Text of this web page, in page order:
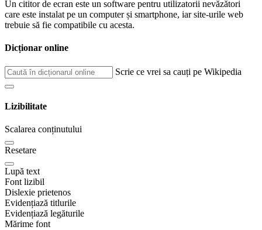
Un cititor de ecran este un software pentru utilizatorii nevăzători
care este instalat pe un computer și smartphone, iar site-urile web
trebuie să fie compatibile cu acesta.
Dicționar online
Scrie ce vrei sa cauți pe Wikipedia
Lizibilitate
Scalarea conținutului
Resetare
Lupă text
Font lizibil
Dislexie prietenos
Evidențiază titlurile
Evidențiază legăturile
Mărime font